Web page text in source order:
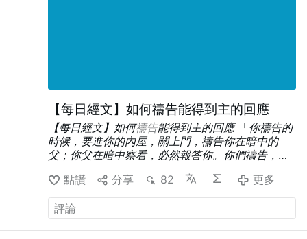
【每日經文】如何禱告能得到主的回應
【每日經文】如何禱告能得到主的回應 「你禱告的
時候，要進你的內屋，關上門，禱告你在暗中的
父；你父在暗中察看，必然報答你。你們禱告，不
垂聽。」（馬太福音6:6-7）
我們禱告不要做在人
前，應該面向主接受主的監察，禱告前得有顆安靜
的心，能不受任何人事物的影響。主要求我們用心
靈和誠實的心禱告，跟主交心，說心裡話。不需要
點讚 分享 82 更多